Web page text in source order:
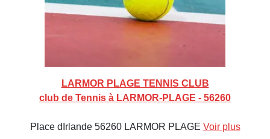
LARMOR PLAGE TENNIS CLUB
club de Tennis à LARMOR-PLAGE - 56260
Place dIrlande 56260 LARMOR PLAGE Voir plus